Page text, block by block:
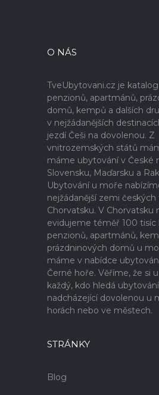
O NÁS
TveUbytovani.cz je
penzionů, apartmánů,
domů, kempů a dalších
v nejžádanějších
jezdí Češi na dovolenou. Z
vnitrozemských států
máme ubytování v České
Slovensku, Maďarsku a
Ubytování u moře
nejžádanější zemi
Chorvatsku. V
evidujeme téměř 100 tisíc
penzionů, apartmánů,
prázdninových domů u
máme v nabídce
Černé hoře. Věříme, že si
každý, kdo hledá
nadcházející dovolenou u
horách nebo ve městech.
STRÁNKY
Blog